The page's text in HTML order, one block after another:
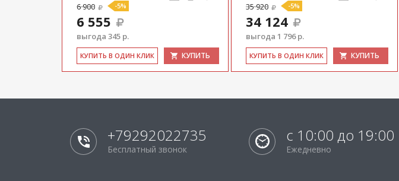
6 900 -5%
6 555
выгода 345 р.
КУ­ПИТЬ В ОДИН КЛИК КУПИТЬ
35 920 -5%
34 124
выгода 1 796 р.
КУ­ПИТЬ В ОДИН КЛИК КУПИТЬ
+79292022735
Бесплатный звонок
с 10:00 до 19:00
Ежедневно